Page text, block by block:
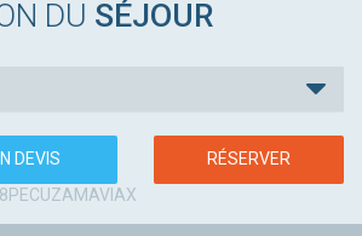
DU SÉJOUR
DEVIS
RÉSERVER